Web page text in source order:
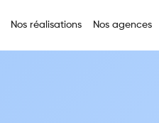
Nos réalisations Nos agences